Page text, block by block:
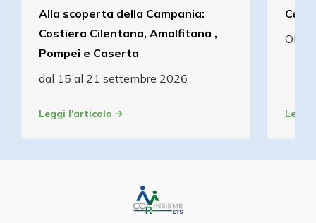
Alla scoperta della Campania:
Costiera Cilentana, Amalfitana ,
Pompei e Caserta
dal 15 al 21 settembre 2026
Leggi l'articolo